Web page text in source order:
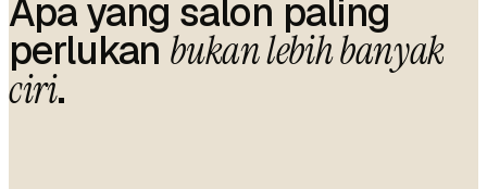
Apa yang salon paling
perlukan bukan lebih banyak
ciri.